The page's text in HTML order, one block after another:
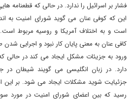
فشار بر اسرائیل را ندارد. در حالی که قطعنامه
این که کوفی عنان می گوید شورای امنیت به
است و به اختلاف آمریکا و روسیه مربوط
کافی عنان به معنی پایان کار نبود و اجرایی
ورود به جزیئات مشکل ایجاد می کند در حالی
دارد. در زبان انگلیسی می گویند شیطان در
جزئیایت شوید مشکلات ایجاد می شود. بر این
رسید که بین اعضای شورای امنیت در مورد